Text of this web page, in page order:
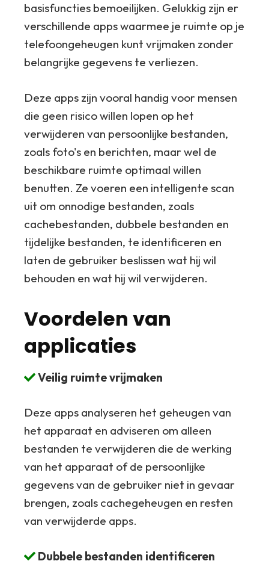
basisfuncties bemoeilijken. Gelukkig zijn er
verschillende apps waarmee je ruimte op je
telefoongeheugen kunt vrijmaken zonder
belangrijke gegevens te verliezen.
Deze apps zijn vooral handig voor mensen
die geen risico willen lopen op het
verwijderen van persoonlijke bestanden,
zoals foto's en berichten, maar wel de
beschikbare ruimte optimaal willen
benutten. Ze voeren een intelligente scan
uit om onnodige bestanden, zoals
cachebestanden, dubbele bestanden en
tijdelijke bestanden, te identificeren en
laten de gebruiker beslissen wat hij wil
behouden en wat hij wil verwijderen.
Voordelen van
applicaties
Veilig ruimte vrijmaken
Deze apps analyseren het geheugen van
het apparaat en adviseren om alleen
bestanden te verwijderen die de werking
van het apparaat of de persoonlijke
gegevens van de gebruiker niet in gevaar
brengen, zoals cachegeheugen en resten
van verwijderde apps.
Dubbele bestanden identificeren